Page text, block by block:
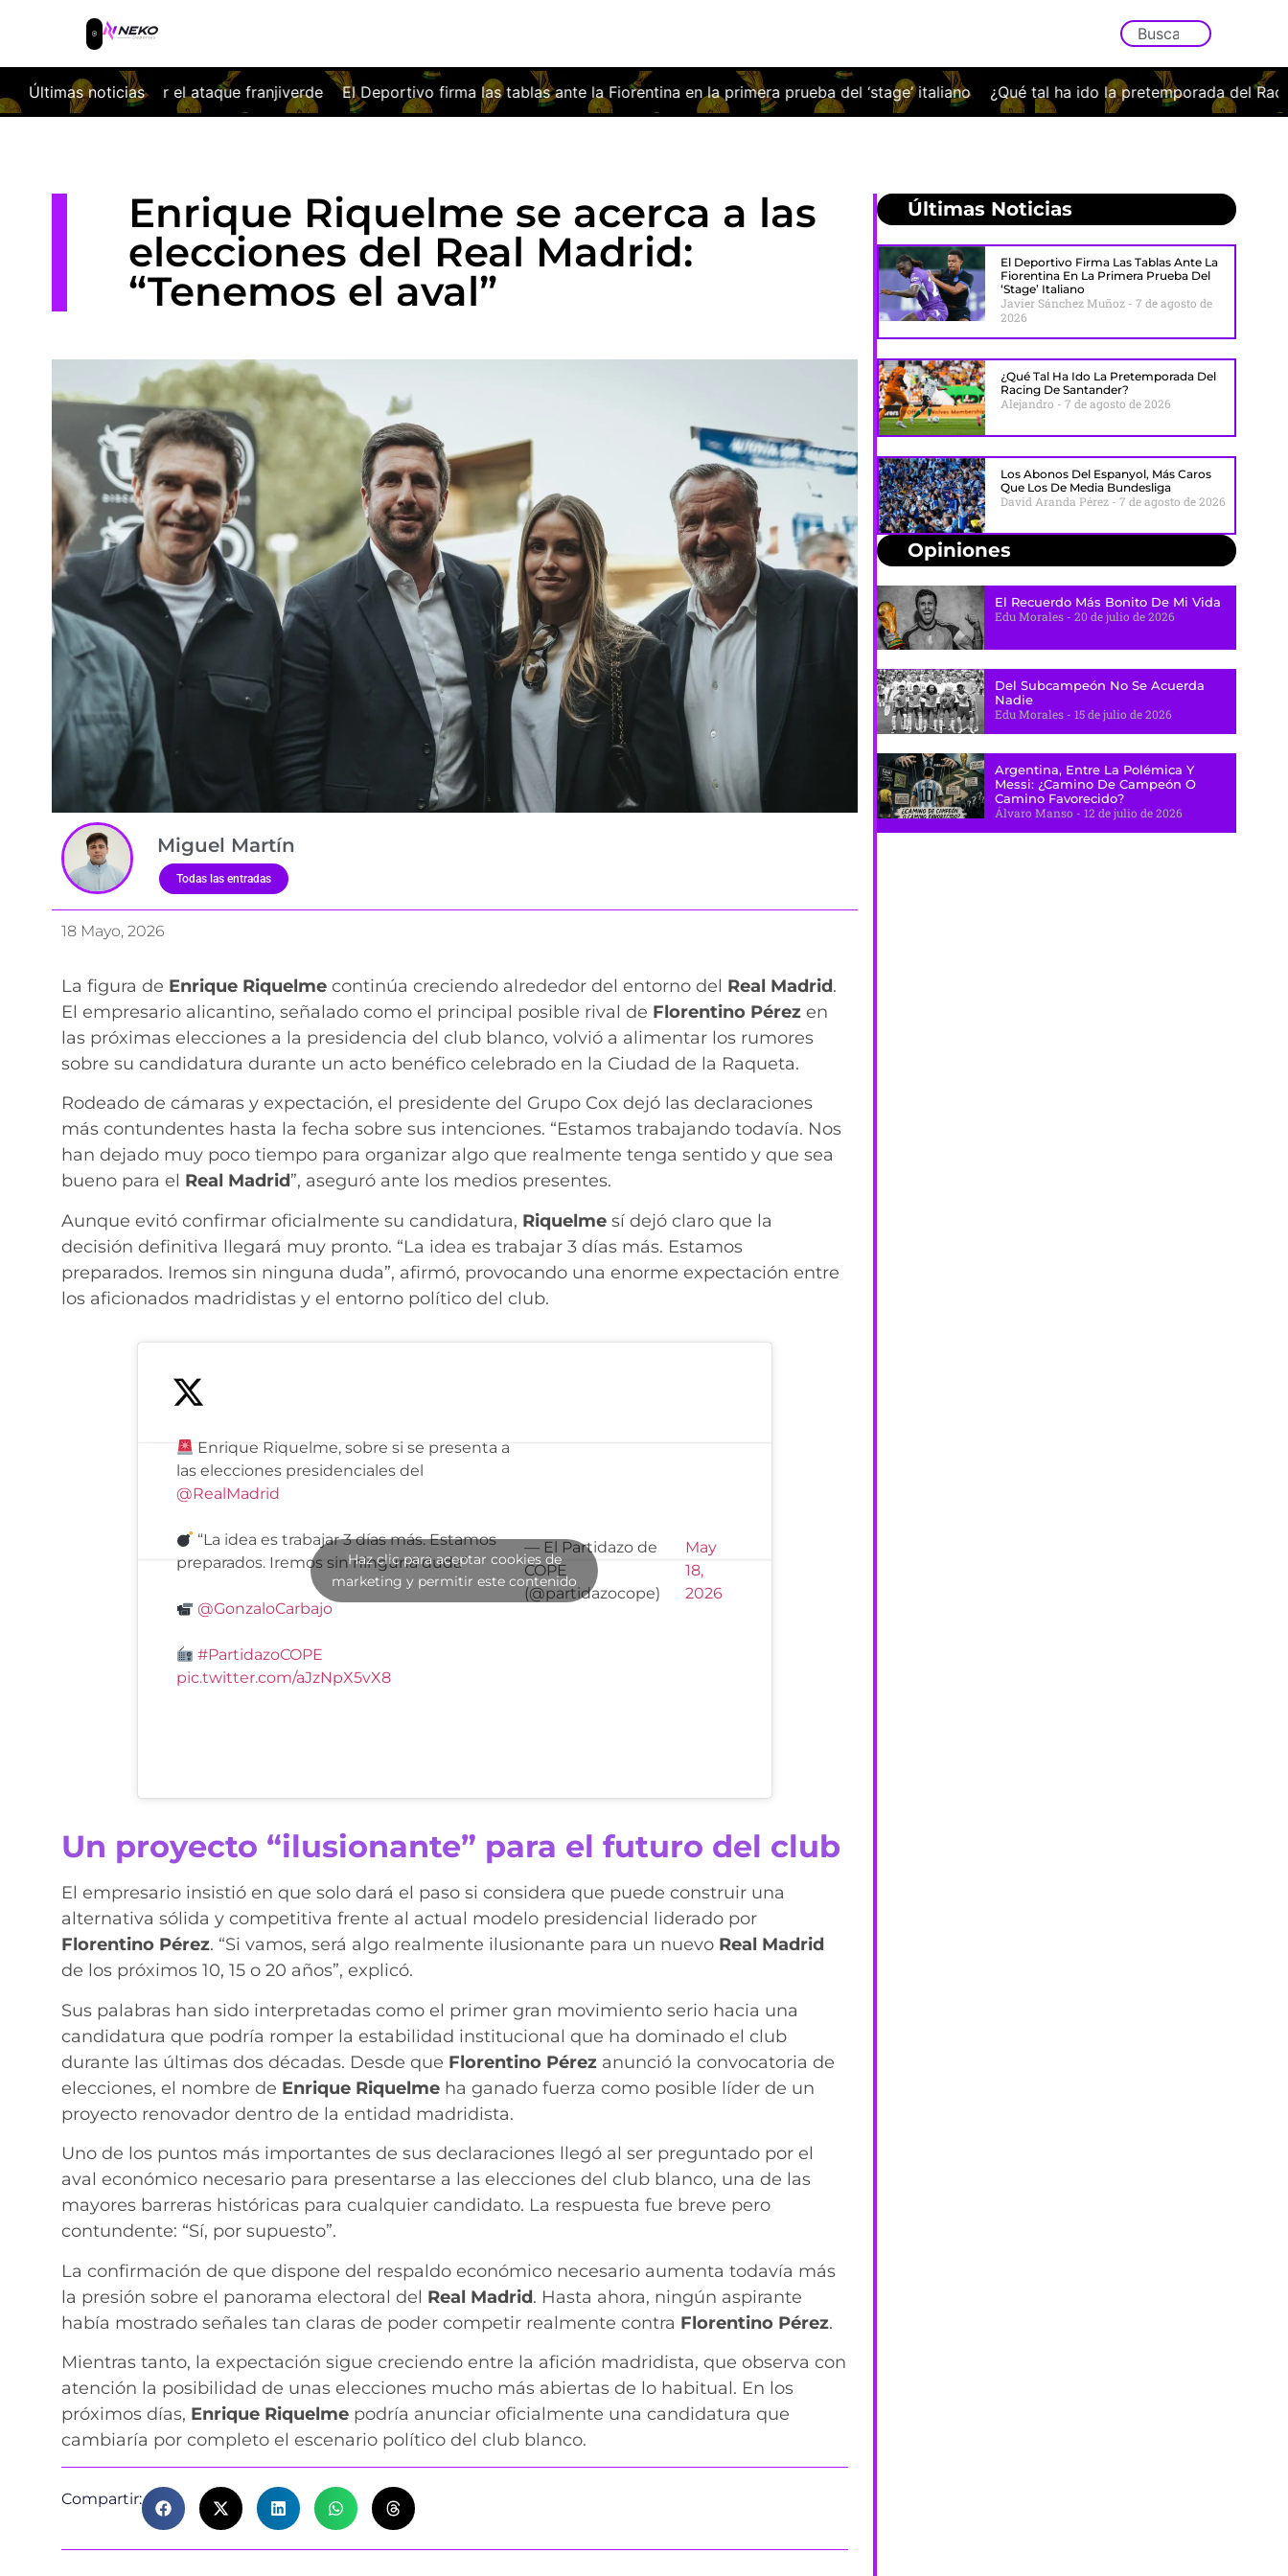
Últimas noticias
franjiverde El Deportivo firma las tablas ante la Fiorentina en la primera prueba del ‘stage’ italiano ¿Qué tal ha ido la pretemporada del Racing de Santander? Los
Enrique Riquelme se acerca a las
elecciones del Real Madrid:
“Tenemos el aval”
Miguel Martín
Todas las entradas
18 Mayo, 2026
La figura de Enrique Riquelmecontinúa creciendo alrededor del entorno del Real Madrid.
El empresario alicantino, señalado como el principal posible rival de Florentino Pérezen
las próximas elecciones a la presidencia del club blanco, volvió a alimentar los rumores
sobre su candidatura durante un acto benéfico celebrado en la Ciudad de la Raqueta.
Rodeado de cámaras y expectación, el presidente del Grupo Cox dejó las declaraciones
más contundentes hasta la fecha sobre sus intenciones. “Estamos trabajando todavía. Nos
han dejado muy poco tiempo para organizar algo que realmente tenga sentido y que sea
bueno para el Real Madrid”, aseguró ante los medios presentes.
Aunque evitó confirmar oficialmente su candidatura, Riquelmesí dejó claro que la
decisión definitiva llegará muy pronto. “La idea es trabajar 3 días más. Estamos
preparados. Iremos sin ninguna duda”, afirmó, provocando una enorme expectación entre
los aficionados madridistas y el entorno político del club.
Enrique Riquelme, sobre si se presenta a
las elecciones presidenciales del
@RealMadrid
“La idea es trabajar 3 días más. Estamos
preparados. Iremos sin ninguna duda”
@GonzaloCarbajo
#PartidazoCOPE
pic.twitter.com/aJzNpX5vX8
— El Partidazo de
COPE
(@partidazocope)
May
18,
2026
Haz clic para aceptar cookies de
marketing y permitir este contenido
Un proyecto “ilusionante” para el futuro del club
El empresario insistió en que solo dará el paso si considera que puede construir una
alternativa sólida y competitiva frente al actual modelo presidencial liderado por
Florentino Pérez. “Si vamos, será algo realmente ilusionante para un nuevo Real Madrid
de los próximos 10, 15 o 20 años”, explicó.
Sus palabras han sido interpretadas como el primer gran movimiento serio hacia una
candidatura que podría romper la estabilidad institucional que ha dominado el club
durante las últimas dos décadas. Desde que Florentino Pérezanunció la convocatoria de
elecciones, el nombre de Enrique Riquelmeha ganado fuerza como posible líder de un
proyecto renovador dentro de la entidad madridista.
Uno de los puntos más importantes de sus declaraciones llegó al ser preguntado por el
aval económico necesario para presentarse a las elecciones del club blanco, una de las
mayores barreras históricas para cualquier candidato. La respuesta fue breve pero
contundente: “Sí, por supuesto”.
La confirmación de que dispone del respaldo económico necesario aumenta todavía más
la presión sobre el panorama electoral del Real Madrid. Hasta ahora, ningún aspirante
había mostrado señales tan claras de poder competir realmente contra Florentino Pérez.
Mientras tanto, la expectación sigue creciendo entre la afición madridista, que observa con
atención la posibilidad de unas elecciones mucho más abiertas de lo habitual. En los
próximos días, Enrique Riquelmepodría anunciar oficialmente una candidatura que
cambiaría por completo el escenario político del club blanco.
Compartir:
Últimas Noticias
El Deportivo Firma Las Tablas Ante La
Fiorentina En La Primera Prueba Del
‘stage’ Italiano
Javier Sánchez Muñoz
7 de agosto de
2026
¿Qué Tal Ha Ido La Pretemporada Del
Racing De Santander?
Alejandro 7 de agosto de 2026
Los Abonos Del Espanyol, Más Caros
Que Los De Media Bundesliga
David Aranda Pérez 7 de agosto de 2026
Opiniones
El Recuerdo Más Bonito De Mi Vida
Edu Morales
20 de julio de 2026
Del Subcampeón No Se Acuerda
Nadie
Edu Morales
15 de julio de 2026
Argentina, Entre La Polémica Y
Messi: ¿camino De Campeón O
Camino Favorecido?
Álvaro Manso
12 de julio de 2026